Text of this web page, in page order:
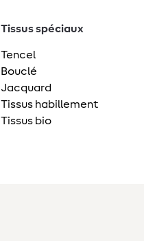
Tissus spéciaux
Tencel
Bouclé
Jacquard
Tissus habillement
Tissus bio